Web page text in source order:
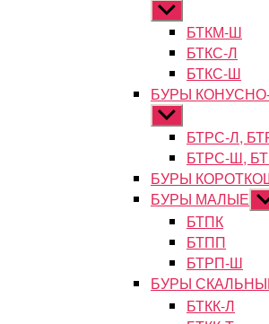
Показывать
подменюБТКМ-Ш
БТКС-Л
БТКС-Ш
БУРЫ
Показывать
подменюБТРС-Л,
БТРС-Ш,
БУРЫ
БУРЫ МАЛЫЕ
БТПК
БТПП
БТРП-Ш
БУРЫ
БТКК-Л